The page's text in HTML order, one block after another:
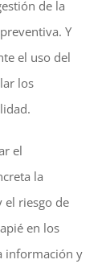
de la
Y
el uso del
los
el
la
el riesgo de
en los
información y